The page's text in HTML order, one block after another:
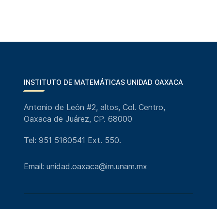
INSTITUTO DE MATEMÁTICAS UNIDAD OAXACA
Antonio de León #2, altos, Col. Centro,
Oaxaca de Juárez, CP. 68000
Tel: 951 5160541 Ext. 550.
Email: unidad.oaxaca@im.unam.mx